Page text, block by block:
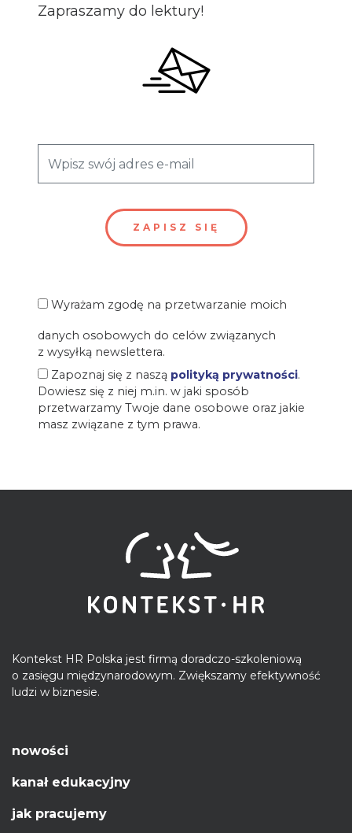
Zapraszamy do lektury!
Wyrażam zgodę na przetwarzanie moich
danych osobowych do celów związanych
z wysyłką newslettera.
Zapoznaj się z naszą polityką prywatności.
Dowiesz się z niej m.in. w jaki sposób
przetwarzamy Twoje dane osobowe oraz jakie
masz związane z tym prawa.
Kontekst HR Polska jest firmą doradczo-szkoleniową
o zasięgu międzynarodowym. Zwiększamy efektywność
ludzi w biznesie.
nowości
kanał edukacyjny
jak pracujemy